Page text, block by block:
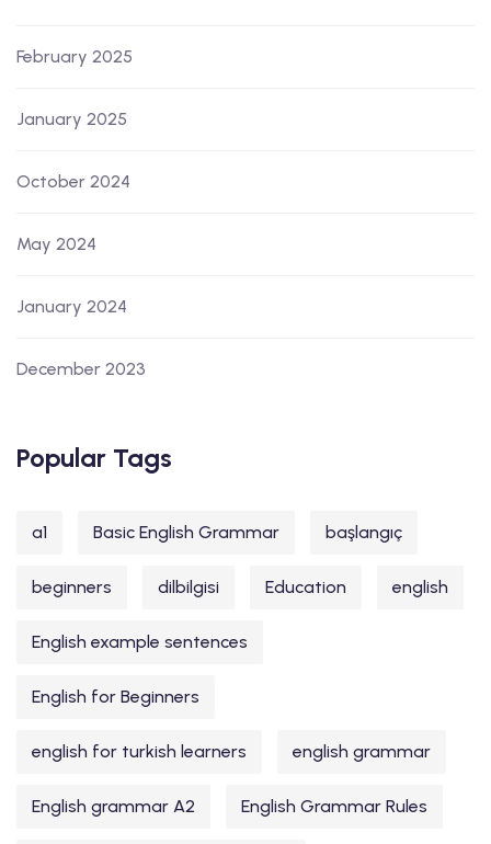
February 2025
January 2025
October 2024
May 2024
January 2024
December 2023
Popular Tags
a1 Basic English Grammar başlangıç
beginners dilbilgisi Education english
English example sentences
English for Beginners
english for turkish learners english grammar
English grammar A2 English Grammar Rules